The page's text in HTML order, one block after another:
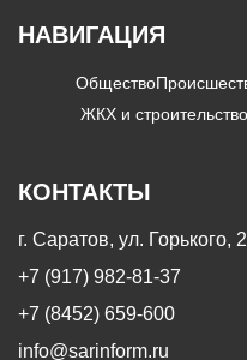
НАВИГАЦИЯ
Общество
ЖКХ и строительство
КОНТАКТЫ
г. Саратов, ул. Горького,
+7 (917) 982-81-37
+7 (8452) 659-600
info@sarinform.ru